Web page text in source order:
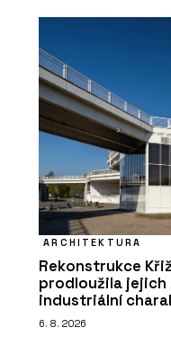
ARCHITEKTURA
Rekonstrukce
prodloužila
industriální
6. 8. 2026